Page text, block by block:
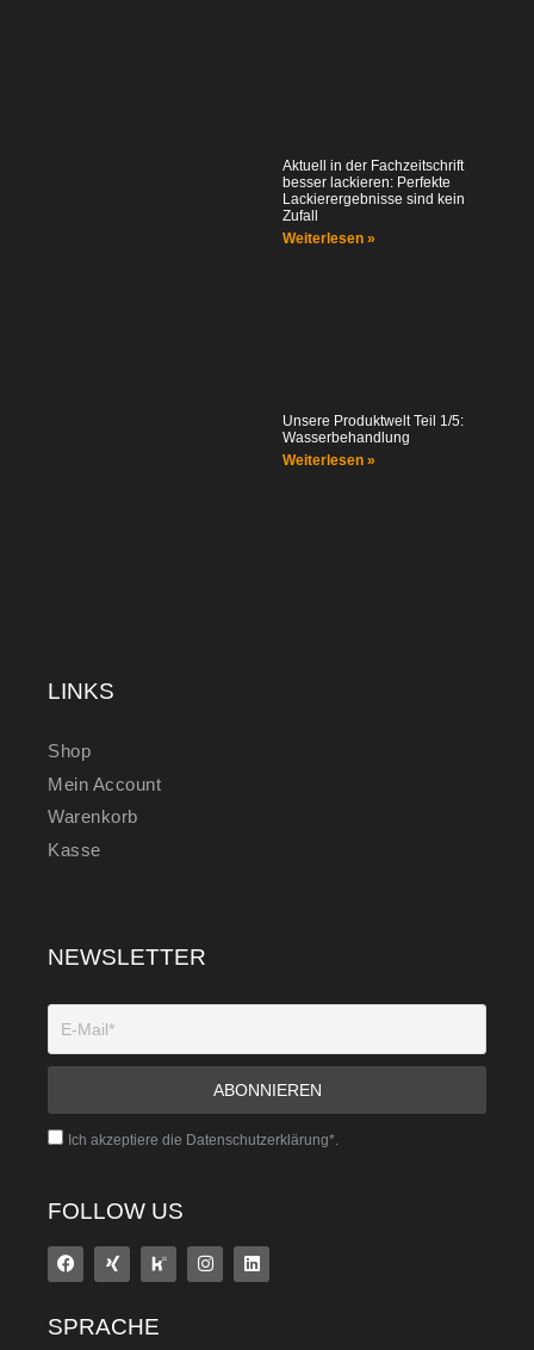
Aktuell in der Fachzeitschrift
besser lackieren: Perfekte
Lackierergebnisse sind kein
Zufall
Weiterlesen »
Unsere Produktwelt Teil 1/5:
Wasserbehandlung
Weiterlesen »
LINKS
Shop
Mein Account
Warenkorb
Kasse
NEWSLETTER
Ich akzeptiere die Datenschutzerklärung*.
FOLLOW US
SPRACHE